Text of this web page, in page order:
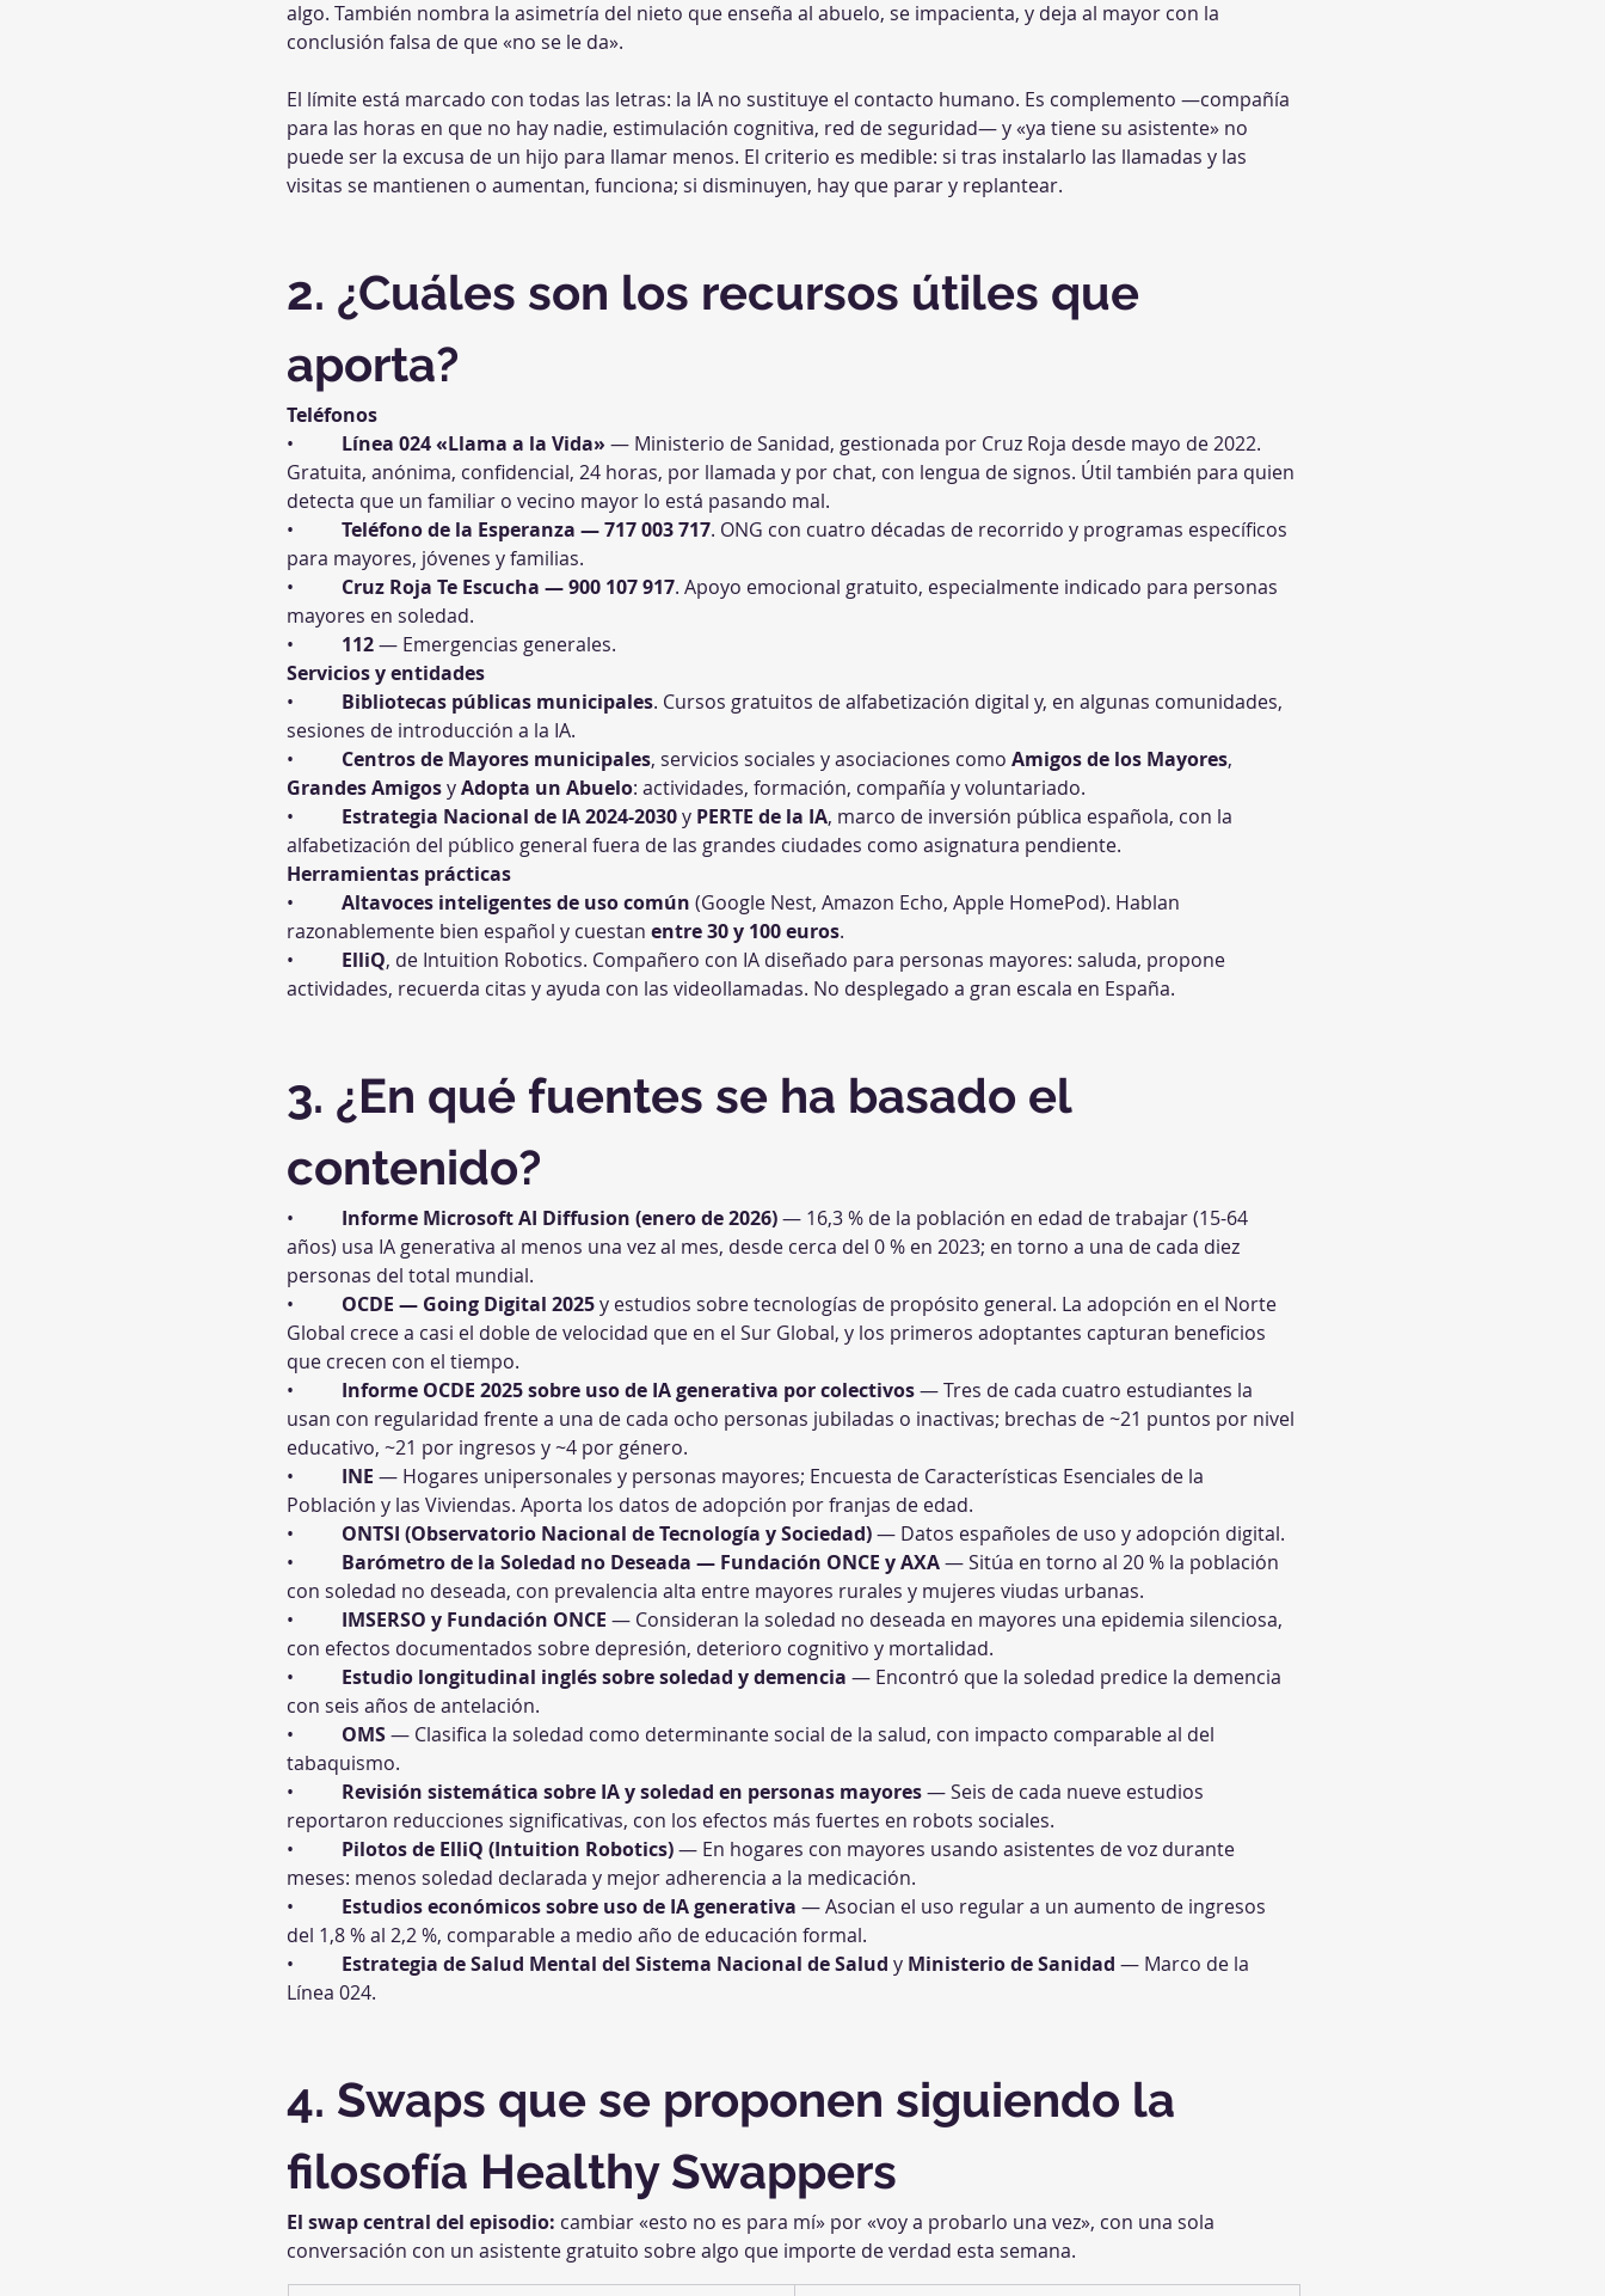
algo. También nombra la asimetría del nieto que enseña al abuelo, se impacienta, y deja al mayor con la
conclusión falsa de que «no se le da».
El límite está marcado con todas las letras: la IA no sustituye el contacto humano. Es complemento —compañía
para las horas en que no hay nadie, estimulación cognitiva, red de seguridad— y «ya tiene su asistente» no
puede ser la excusa de un hijo para llamar menos. El criterio es medible: si tras instalarlo las llamadas y las
visitas se mantienen o aumentan, funciona; si disminuyen, hay que parar y replantear.
2. ¿Cuáles son los recursos útiles que
aporta?
Teléfonos
• Línea 024 «Llama a la Vida» — Ministerio de Sanidad, gestionada por Cruz Roja desde mayo de 2022.
Gratuita, anónima, confidencial, 24 horas, por llamada y por chat, con lengua de signos. Útil también para quien
detecta que un familiar o vecino mayor lo está pasando mal.
• Teléfono de la Esperanza — 717 003 717. ONG con cuatro décadas de recorrido y programas específicos
para mayores, jóvenes y familias.
• Cruz Roja Te Escucha — 900 107 917. Apoyo emocional gratuito, especialmente indicado para personas
mayores en soledad.
• 112 — Emergencias generales.
Servicios y entidades
• Bibliotecas públicas municipales. Cursos gratuitos de alfabetización digital y, en algunas comunidades,
sesiones de introducción a la IA.
• Centros de Mayores municipales, servicios sociales y asociaciones como Amigos de los Mayores,
Grandes Amigos y Adopta un Abuelo: actividades, formación, compañía y voluntariado.
• Estrategia Nacional de IA 2024-2030 y PERTE de la IA, marco de inversión pública española, con la
alfabetización del público general fuera de las grandes ciudades como asignatura pendiente.
Herramientas prácticas
• Altavoces inteligentes de uso común (Google Nest, Amazon Echo, Apple HomePod). Hablan
razonablemente bien español y cuestan entre 30 y 100 euros.
• ElliQ, de Intuition Robotics. Compañero con IA diseñado para personas mayores: saluda, propone
actividades, recuerda citas y ayuda con las videollamadas. No desplegado a gran escala en España.
3. ¿En qué fuentes se ha basado el
contenido?
• Informe Microsoft AI Diffusion (enero de 2026) — 16,3 % de la población en edad de trabajar (15-64
años) usa IA generativa al menos una vez al mes, desde cerca del 0 % en 2023; en torno a una de cada diez
personas del total mundial.
• OCDE — Going Digital 2025 y estudios sobre tecnologías de propósito general. La adopción en el Norte
Global crece a casi el doble de velocidad que en el Sur Global, y los primeros adoptantes capturan beneficios
que crecen con el tiempo.
• Informe OCDE 2025 sobre uso de IA generativa por colectivos — Tres de cada cuatro estudiantes la
usan con regularidad frente a una de cada ocho personas jubiladas o inactivas; brechas de ~21 puntos por nivel
educativo, ~21 por ingresos y ~4 por género.
• INE — Hogares unipersonales y personas mayores; Encuesta de Características Esenciales de la
Población y las Viviendas. Aporta los datos de adopción por franjas de edad.
• ONTSI (Observatorio Nacional de Tecnología y Sociedad) — Datos españoles de uso y adopción digital.
• Barómetro de la Soledad no Deseada — Fundación ONCE y AXA — Sitúa en torno al 20 % la población
con soledad no deseada, con prevalencia alta entre mayores rurales y mujeres viudas urbanas.
• IMSERSO y Fundación ONCE — Consideran la soledad no deseada en mayores una epidemia silenciosa,
con efectos documentados sobre depresión, deterioro cognitivo y mortalidad.
• Estudio longitudinal inglés sobre soledad y demencia — Encontró que la soledad predice la demencia
con seis años de antelación.
• OMS — Clasifica la soledad como determinante social de la salud, con impacto comparable al del
tabaquismo.
• Revisión sistemática sobre IA y soledad en personas mayores — Seis de cada nueve estudios
reportaron reducciones significativas, con los efectos más fuertes en robots sociales.
• Pilotos de ElliQ (Intuition Robotics) — En hogares con mayores usando asistentes de voz durante
meses: menos soledad declarada y mejor adherencia a la medicación.
• Estudios económicos sobre uso de IA generativa — Asocian el uso regular a un aumento de ingresos
del 1,8 % al 2,2 %, comparable a medio año de educación formal.
• Estrategia de Salud Mental del Sistema Nacional de Salud y Ministerio de Sanidad — Marco de la
Línea 024.
4. Swaps que se proponen siguiendo la
filosofía Healthy Swappers
El swap central del episodio: cambiar «esto no es para mí» por «voy a probarlo una vez», con una sola
conversación con un asistente gratuito sobre algo que importe de verdad esta semana.